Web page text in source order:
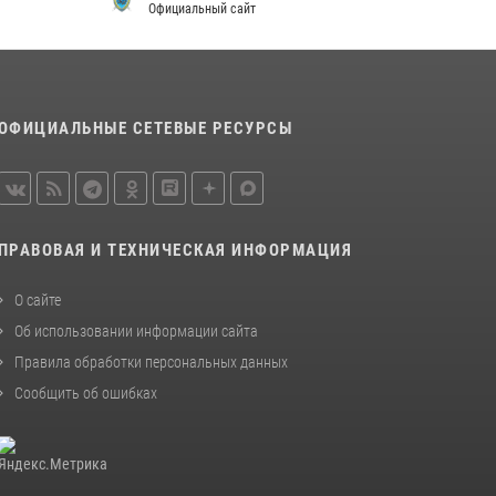
просветительской лекции
Росгвардии
Сотрудники Росгвардии обеспечили
профмастерства в Саранске
Официальный сайт
СЕТЕВЫЕ РЕСУРСЫ
ПРАВОВАЯ И ТЕХНИЧЕСКАЯ ИНФОРМАЦИЯ
О сайте
Об использовании информации сайта
Правила обработки персональных данных
Сообщить об ошибках